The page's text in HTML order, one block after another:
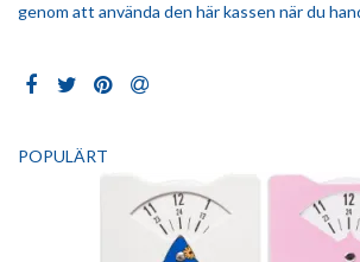
genom att använda den här kassen när du
POPULÄRT